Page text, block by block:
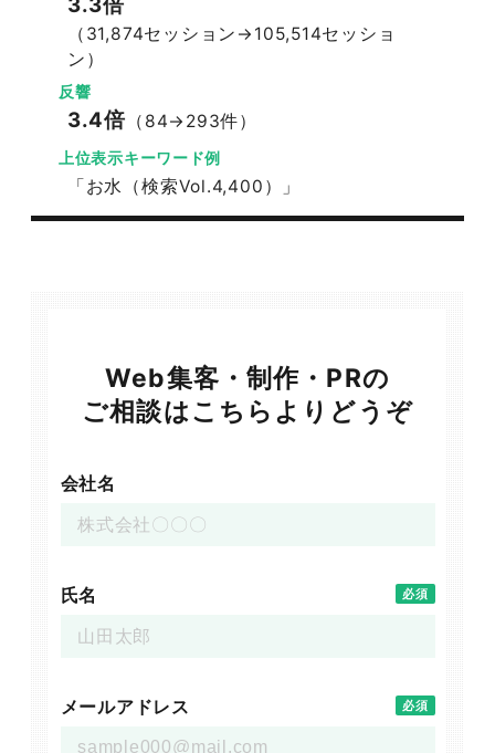
（31,874セッション→105,514セッショ
ン）
反響
3.4倍 （84→293件）
上位表示キーワード例
「お水（検索Vol.4,400）」
Web集客・制作・PRの
ご相談はこちらよりどうぞ
会社名
氏名 必須
メールアドレス 必須